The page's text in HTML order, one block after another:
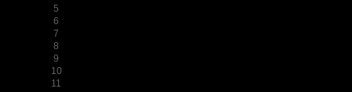
5
6
7
8
9
10
11